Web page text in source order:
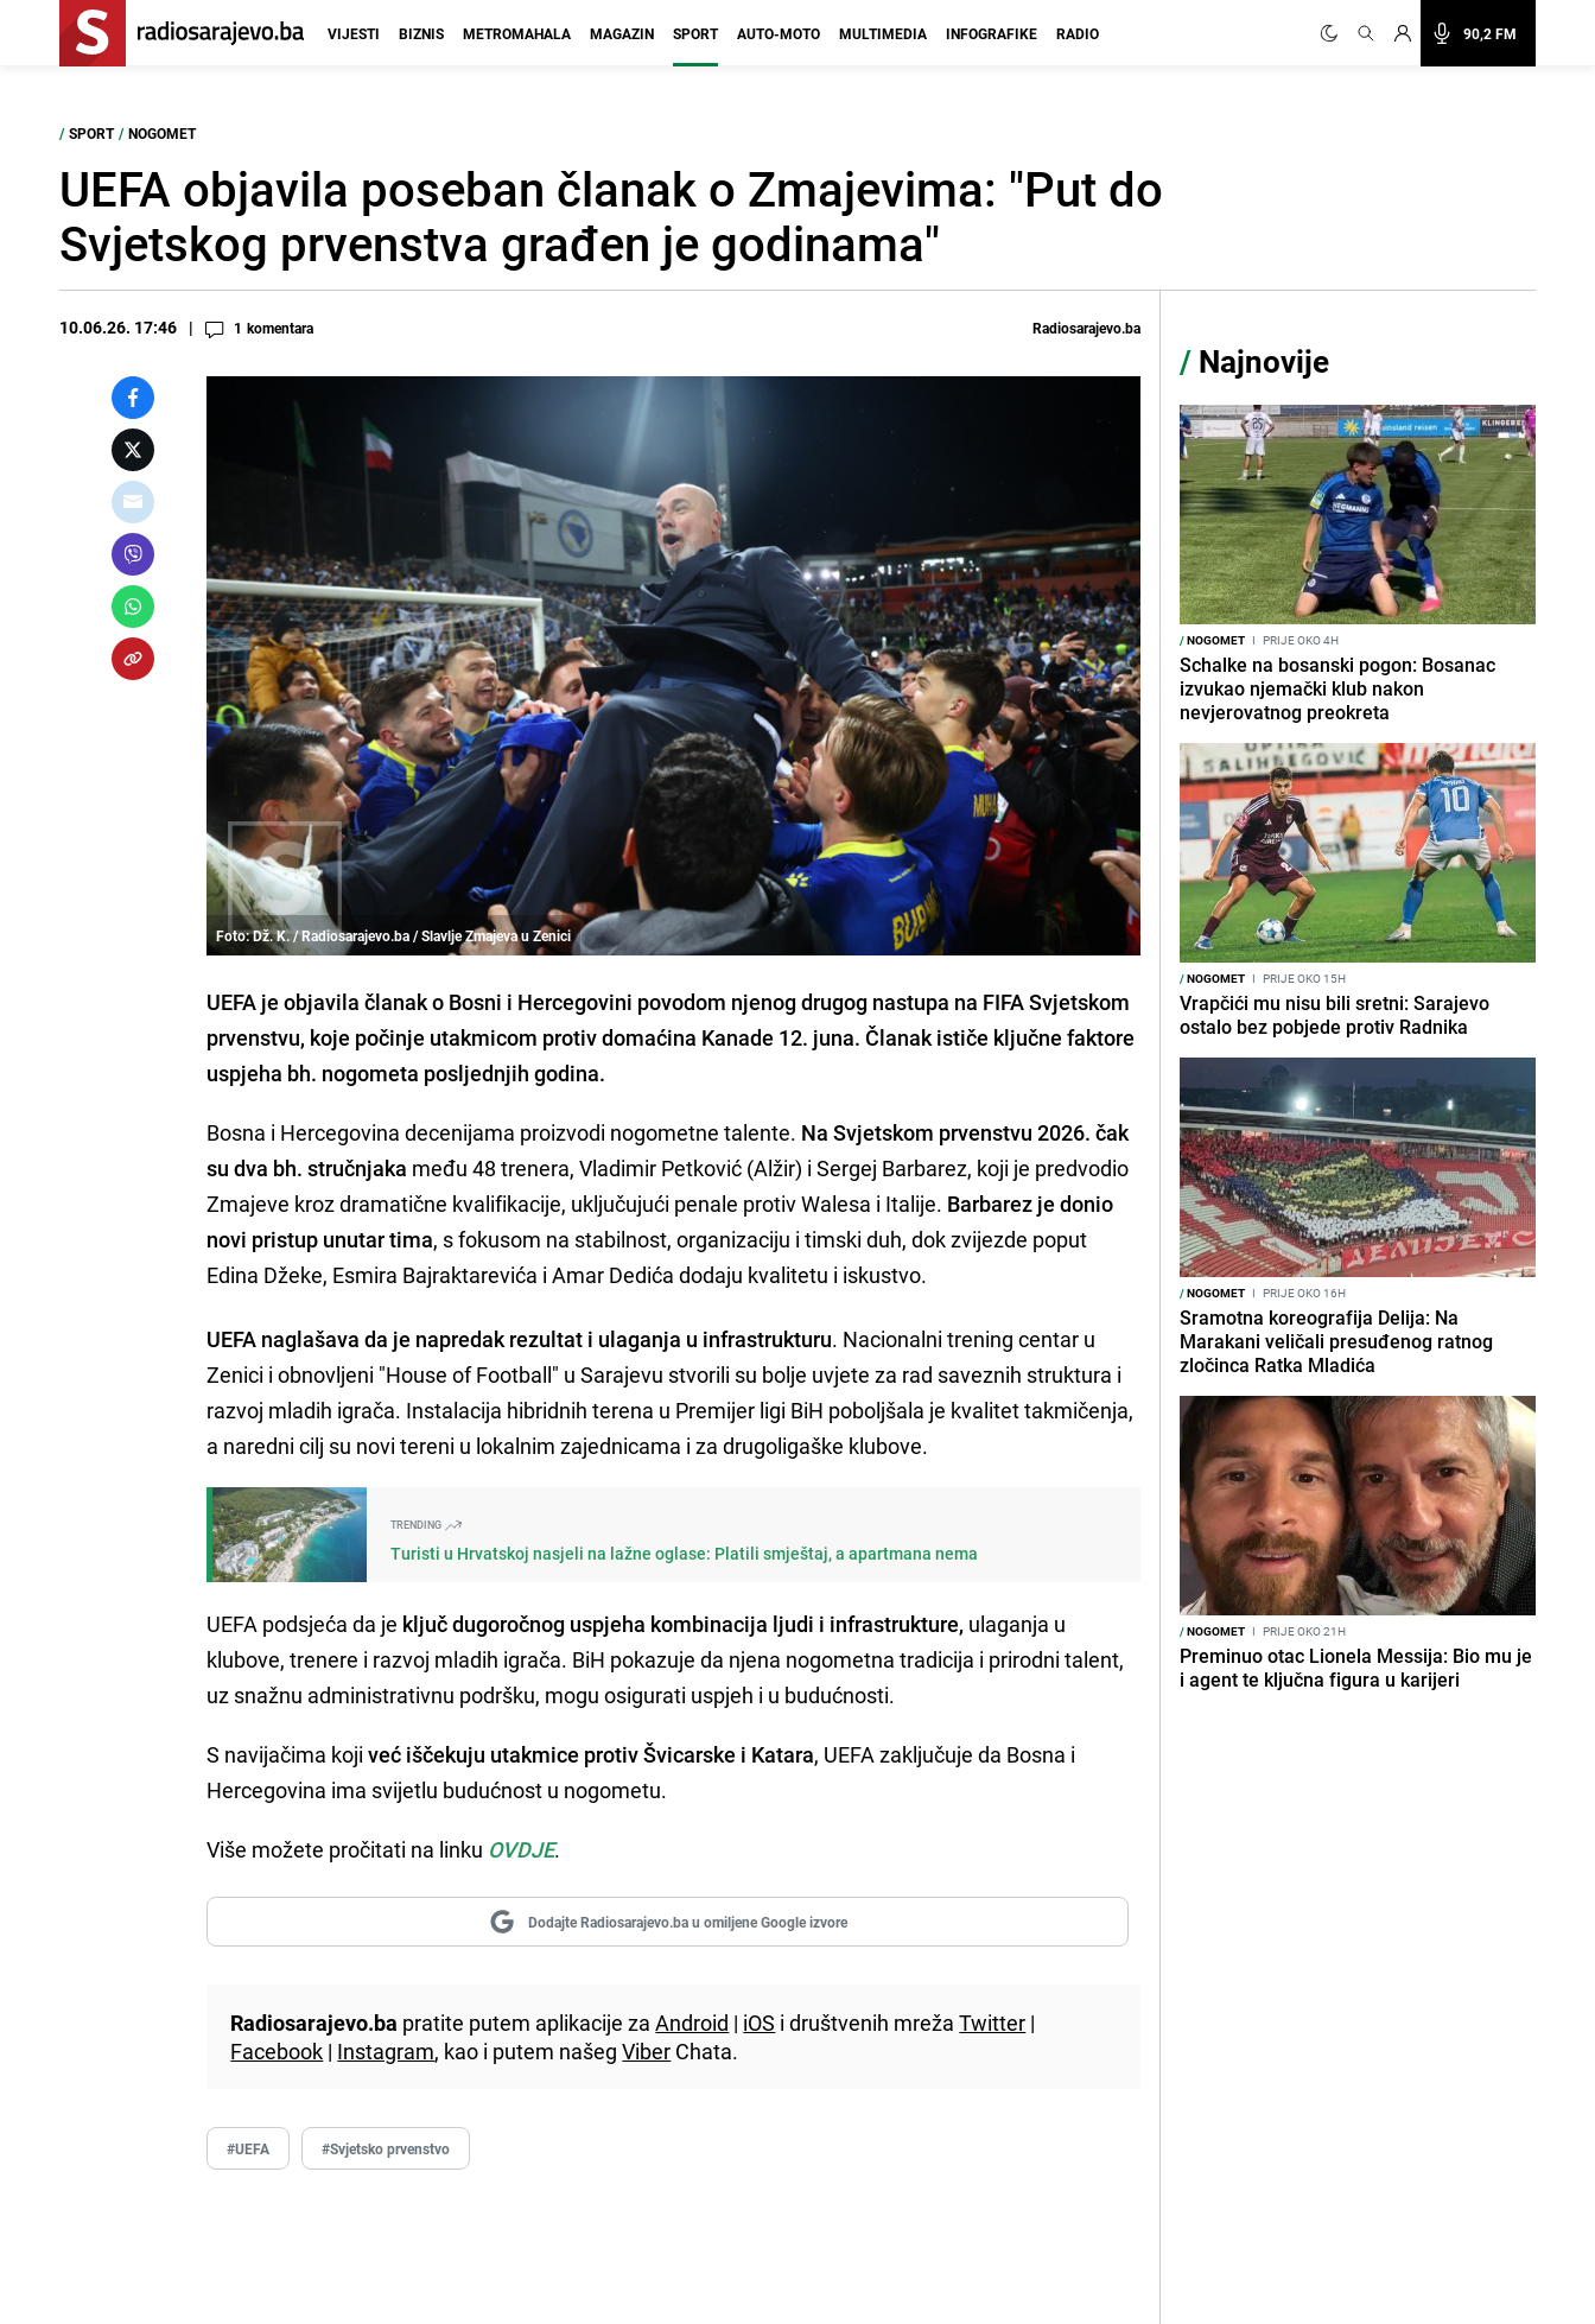
90,2 FM
VIJESTI BIZNIS METROMAHALA MAGAZIN SPORT AUTO-MOTO MULTIMEDIA INFOGRAFIKE RADIO
/ SPORT / NOGOMET
UEFA objavila poseban članak o Zmajevima: "Put do
Svjetskog prvenstva građen je godinama"
10.06.26. 17:46 1 komentara Radiosarajevo.ba
Foto: Dž. K. / Radiosarajevo.ba / Slavlje Zmajeva u Zenici
UEFA je objavila članak o Bosni i Hercegovini povodom njenog drugog nastupa na FIFA Svjetskom
prvenstvu, koje počinje utakmicom protiv domaćina Kanade 12. juna. Članak ističe ključne faktore
uspjeha bh. nogometa posljednjih godina.
Bosna i Hercegovina decenijama proizvodi nogometne talente. Na Svjetskom prvenstvu 2026. čak
su dva bh. stručnjaka među 48 trenera, Vladimir Petković (Alžir) i Sergej Barbarez, koji je predvodio
Zmajeve kroz dramatične kvalifikacije, uključujući penale protiv Walesa i Italije. Barbarez je donio
novi pristup unutar tima, s fokusom na stabilnost, organizaciju i timski duh, dok zvijezde poput
Edina Džeke, Esmira Bajraktarevića i Amar Dedića dodaju kvalitetu i iskustvo.
UEFA naglašava da je napredak rezultat i ulaganja u infrastrukturu. Nacionalni trening centar u
Zenici i obnovljeni "House of Football" u Sarajevu stvorili su bolje uvjete za rad saveznih struktura i
razvoj mladih igrača. Instalacija hibridnih terena u Premijer ligi BiH poboljšala je kvalitet takmičenja,
a naredni cilj su novi tereni u lokalnim zajednicama i za drugoligaške klubove.
TRENDING
Turisti u Hrvatskoj nasjeli na lažne oglase: Platili smještaj, a apartmana nema
UEFA podsjeća da je ključ dugoročnog uspjeha kombinacija ljudi i infrastrukture, ulaganja u
klubove, trenere i razvoj mladih igrača. BiH pokazuje da njena nogometna tradicija i prirodni talent,
uz snažnu administrativnu podršku, mogu osigurati uspjeh i u budućnosti.
S navijačima kojiveć iščekuju utakmice protiv Švicarske i Katara, UEFA zaključuje da Bosna i
Hercegovina ima svijetlu budućnost u nogometu.
Više možete pročitati na linku OVDJE.
Dodajte Radiosarajevo.ba u omiljene Google izvore
Radiosarajevo.ba pratite putem aplikacije zaAndroid | iOS i društvenih mrežaTwitter |
Facebook | Instagram, kao i putem našegViber Chata.
#UEFA #Svjetsko prvenstvo
/ Najnovije
/NOGOMET I PRIJE OKO 4H
Schalke na bosanski pogon: Bosanac
izvukao njemački klub nakon
nevjerovatnog preokreta
/NOGOMET I PRIJE OKO 15H
Vrapčići mu nisu bili sretni: Sarajevo
ostalo bez pobjede protiv Radnika
/NOGOMET I PRIJE OKO 16H
Sramotna koreografija Delija: Na
Marakani veličali presuđenog ratnog
zločinca Ratka Mladića
/NOGOMET I PRIJE OKO 21H
Preminuo otac Lionela Messija: Bio mu je
i agent te ključna figura u karijeri